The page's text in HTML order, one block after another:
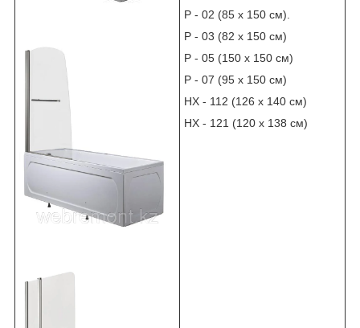
Р - 02 (85 х 150 см).
Р - 03 (82 х 150 см)
Р - 05 (150 х 150 см)
Р - 07 (95 х 150 см)
НХ - 112 (126 х 140 см)
НХ - 121 (120 х 138 см)